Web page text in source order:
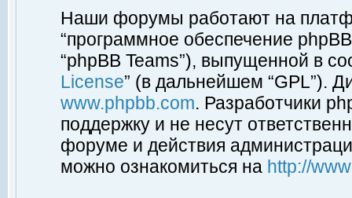
Наши форумы работают на
“программное обеспечение
“phpBB Teams”), выпущенной в
License” (в дальнейшем “GPL”).
www.phpbb.com. Разработчики
поддержку и не несут
форуме и действия
можно ознакомиться на http://